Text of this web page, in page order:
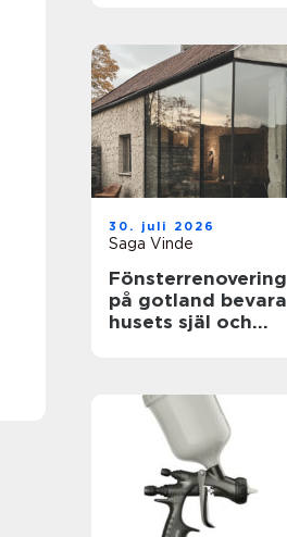
30. juli 2026
Saga Vinde
Fönsterrenovering
på gotland bevara
husets själ och